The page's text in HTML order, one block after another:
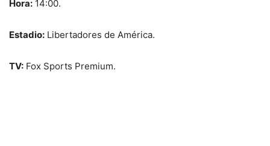
Hora: 14:00.
Estadio: Libertadores de América.
TV: Fox Sports Premium.